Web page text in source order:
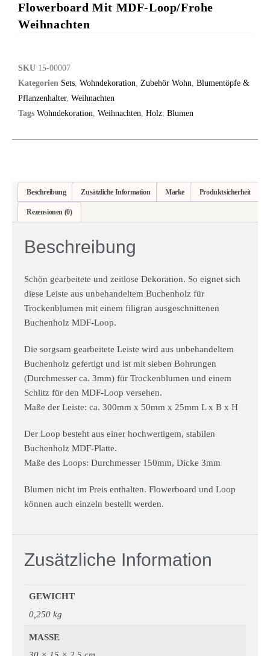
Flowerboard Mit MDF-Loop/Frohe
Weihnachten
SKU 15-00007
Kategorien Sets, Wohndekoration, Zubehör Wohn, Blumentöpfe &
Pflanzenhalter, Weihnachten
Tags Wohndekoration, Weihnachten, Holz, Blumen
Beschreibung Zusätzliche Information Marke Produktsicherheit
Rezensionen (0)
Beschreibung
Schön gearbeitete und zeitlose Dekoration. So eignet sich
diese Leiste aus unbehandeltem Buchenholz für
Trockenblumen mit einem filigran ausgeschnittenen
Buchenholz MDF-Loop.
Die sorgsam gearbeitete Leiste wird aus unbehandeltem
Buchenholz gefertigt und ist mit sieben Bohrungen
(Durchmesser ca. 3mm) für Trockenblumen und einem
Schlitz für den MDF-Loop versehen.
Maße der Leiste: ca. 300mm x 50mm x 25mm L x B x H
Der Loop besteht aus einer hochwertigem, stabilen
Buchenholz MDF-Platte.
Maße des Loops: Durchmesser 150mm, Dicke 3mm
Blumen nicht im Preis enthalten. Flowerboard und Loop
können auch einzeln bestellt werden.
Zusätzliche Information
GEWICHT
0,250 kg
MASSE